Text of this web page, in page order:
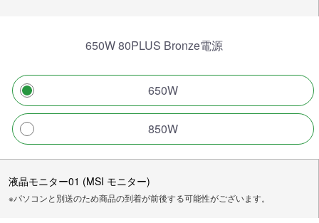
650W 80PLUS Bronze電源
650W
850W
液晶モニター01 (MSI モニター)
※パソコンと別送のため商品の到着が前後する可能性がございます。